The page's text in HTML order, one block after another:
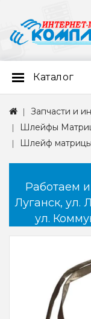
Каталог
Запчасти и
Шлейфы
Шлейф матрицы
Работаем
Луганск, ул.
ул.